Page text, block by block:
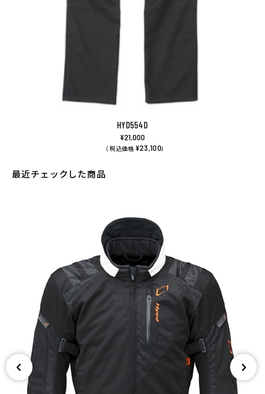
HYD554D
¥21,000
（ 税込価格 ¥23,100)
最近チェックした商品